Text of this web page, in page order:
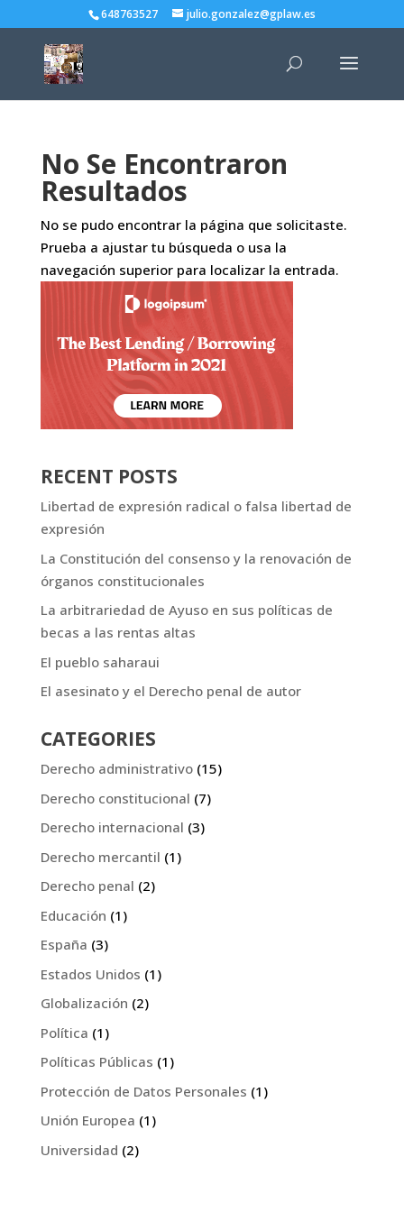
648763527 julio.gonzalez@gplaw.es
No Se Encontraron
Resultados
No se pudo encontrar la página que solicitaste.
Prueba a ajustar tu búsqueda o usa la
navegación superior para localizar la entrada.
RECENT POSTS
Libertad de expresión radical o falsa libertad de
expresión
La Constitución del consenso y la renovación de
órganos constitucionales
La arbitrariedad de Ayuso en sus políticas de
becas a las rentas altas
El pueblo saharaui
El asesinato y el Derecho penal de autor
CATEGORIES
Derecho administrativo(15)
Derecho constitucional (7)
Derecho internacional (3)
Derecho mercantil (1)
Derecho penal (2)
Educación (1)
España (3)
Estados Unidos (1)
Globalización (2)
Política (1)
Políticas Públicas (1)
Protección de Datos Personales (1)
Unión Europea (1)
Universidad (2)